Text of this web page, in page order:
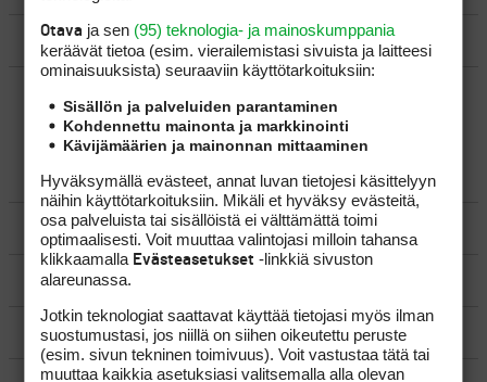
OHJEET
YLEISTÄ
VÄLINEET
MATKAILU
KILPAGOLF & HARJOITTELU
Otava ja sen (95) teknologia- ja mainoskumppania
keräävät tietoa (esim. vierailemis­tasi sivuista ja laitteesi
ominaisuuk­sista) seuraaviin käyttötarkoituksiin:
Sisällön ja palveluiden parantaminen
Kohdennettu mainonta ja markkinointi
Kävijämäärien ja mainonnan mittaaminen
Hyväksymällä evästeet, annat luvan tietojesi käsittelyyn
näihin käyttötarkoituksiin. Mikäli et hyväksy evästeitä,
osa palveluista tai sisällöistä ei välttämättä toimi
optimaalisesti. Voit muuttaa valintojasi milloin tahansa
klikkaamalla Evästeasetukset -linkkiä sivuston
alareunassa.
Jotkin teknologiat saattavat käyttää tietojasi myös ilman
suostumustasi, jos niillä on siihen oikeutettu peruste
(esim. sivun tekninen toimivuus). Voit vastustaa tätä tai
muuttaa kaikkia asetuksiasi valitsemalla alla olevan